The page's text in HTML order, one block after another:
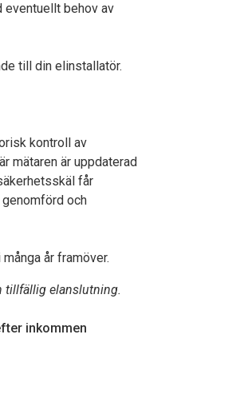
eventuellt behov av
till din elinstallatör.
kontroll av
mätaren är uppdaterad
får
och
år framöver.
tillfällig elanslutning.
inkommen